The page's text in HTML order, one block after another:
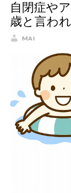
自閉症や
歳と言わ
MAI